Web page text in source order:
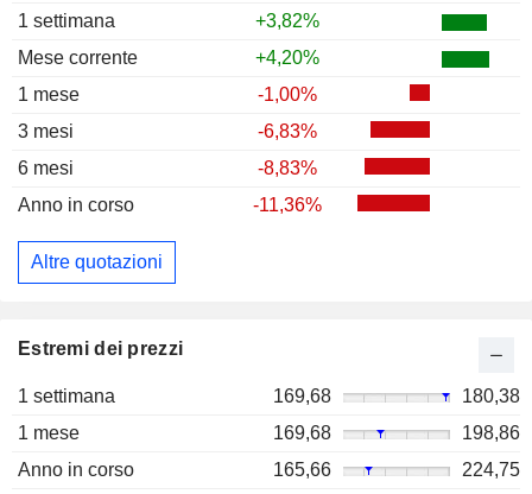
1 settimana
+3,82%
Mese corrente
+4,20%
1 mese
-1,00%
3 mesi
-6,83%
6 mesi
-8,83%
Anno in corso
-11,36%
Altre quotazioni
Estremi dei prezzi
1 settimana 169,68
180,38
1 mese
169,68
198,86
Anno in corso
165,66
224,75